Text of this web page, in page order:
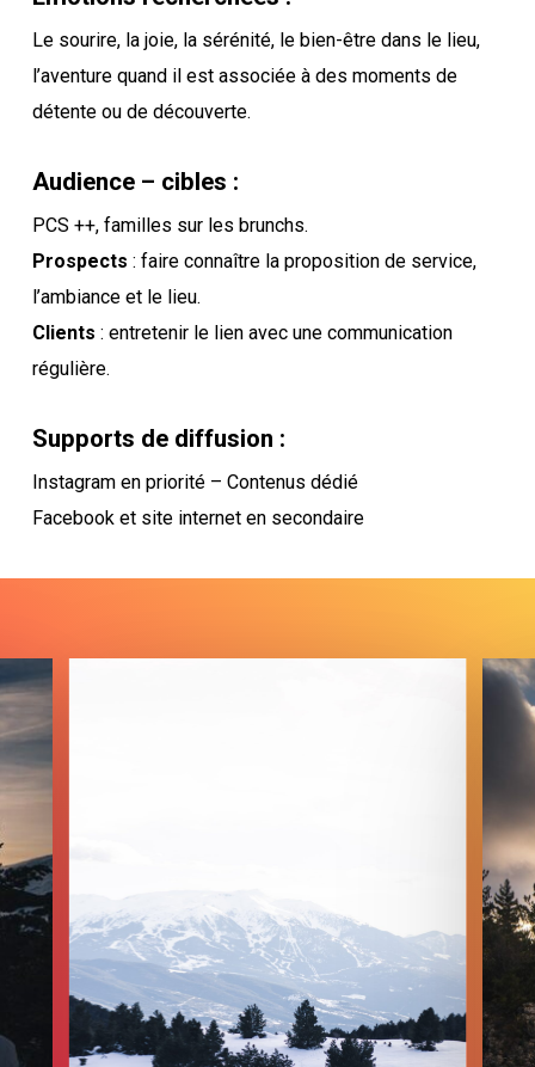
Le sourire, la joie, la sérénité, le bien-être dans le lieu,
l’aventure quand il est associée à des moments de
détente ou de découverte.
Audience – cibles :
PCS ++, familles sur les brunchs.
Prospects : faire connaître la proposition de service,
l’ambiance et le lieu.
Clients : entretenir le lien avec une communication
régulière.
Supports de diffusion :
Instagram en priorité – Contenus dédié
Facebook et site internet en secondaire